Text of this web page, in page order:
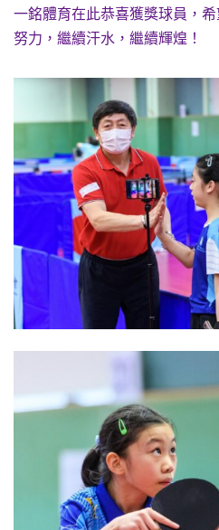
一銘體育在此恭喜獲獎球員，
努力，繼續汗水，繼續輝煌！